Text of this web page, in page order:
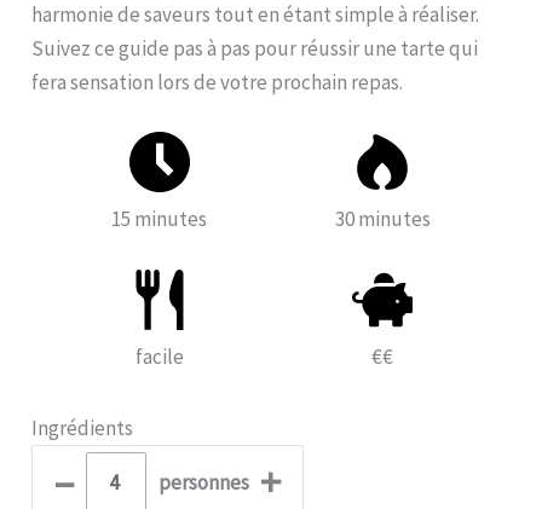
harmonie de saveurs tout en étant simple à réaliser.
Suivez ce guide pas à pas pour réussir une tarte qui
fera sensation lors de votre prochain repas.
15 minutes 30 minutes
facile €€
Ingrédients
– personnes +